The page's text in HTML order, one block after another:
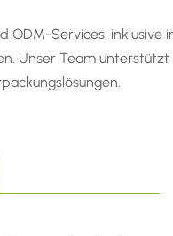
ODM-Services, inklusive
Unser Team